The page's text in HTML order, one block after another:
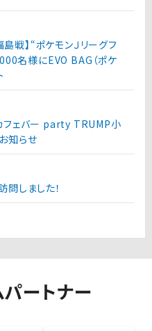
戦】“ポケモンＪリーグフ
名様にEVO BAG（ポケ
フェバー party TRUMP小
知らせ
問しました！
ートナー